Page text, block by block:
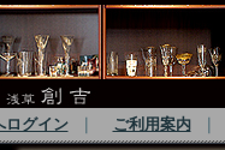
ログイン｜ ご利用案内｜